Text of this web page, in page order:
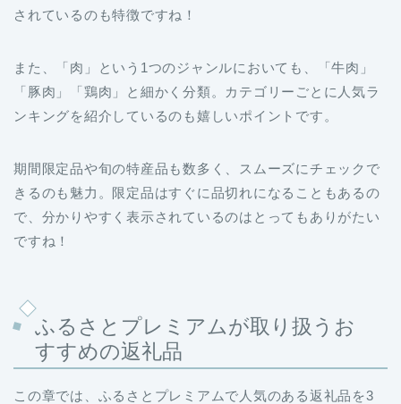
されているのも特徴ですね！
また、「肉」という1つのジャンルにおいても、「牛肉」
「豚肉」「鶏肉」と細かく分類。カテゴリーごとに人気ラ
ンキングを紹介しているのも嬉しいポイントです。
期間限定品や旬の特産品も数多く、スムーズにチェックで
きるのも魅力。限定品はすぐに品切れになることもあるの
で、分かりやすく表示されているのはとってもありがたい
ですね！
ふるさとプレミアムが取り扱うお
すすめの返礼品
この章では、ふるさとプレミアムで人気のある返礼品を3